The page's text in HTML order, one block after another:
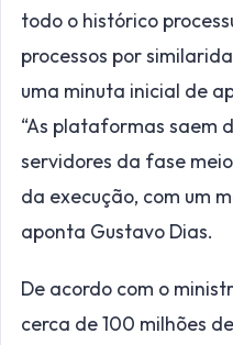
todo o histórico
processos por
uma minuta inicial de
“As plataformas saem
servidores da fase
da execução, com um
aponta Gustavo Dias.
De acordo com o
cerca de 100 milhões